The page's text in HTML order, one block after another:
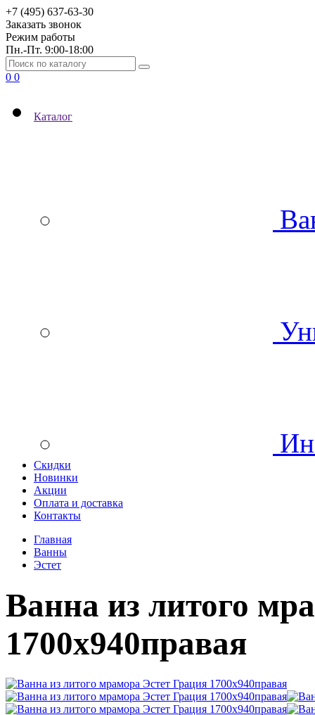
+7 (495) 637-63-30
Заказать звонок
Режим работы
Пн.-Пт. 9:00-18:00
0 0
Каталог
Скидки
Новинки
Акции
Оплата и доставка
Контакты
Главная
Ванны
Эстет
Ванна из литого
1700х940правая